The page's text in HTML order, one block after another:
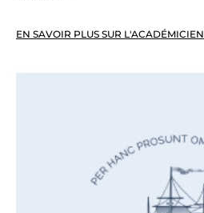
EN SAVOIR PLUS SUR L'ACADÉMICIEN